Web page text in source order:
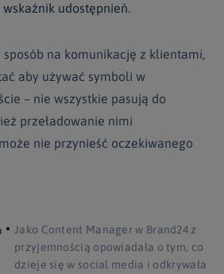
wskaźnik udostępnień.
na komunikację z klientami,
aby używać symboli w
– nie wszystkie pasują do
przeładowanie nimi
nie przynieść oczekiwanego
Jako Content Manager w Brand24 z
przyjemnością opowiadała o tym, co
dzieje się w social media i odkrywała